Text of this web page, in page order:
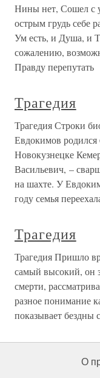
Нины нет, Сошел с
острым грудь себе
Ум есть, и Душа, и
сожалению,
Правду перепутать
Трагедия
Трагедия Строки
Евдокимов родился
Новокузнецке
Васильевич, –
на шахте. У
году семья
Трагедия
Трагедия Пришло
самый высокий, он
смерти,
разное понимание
показывает бездны
О